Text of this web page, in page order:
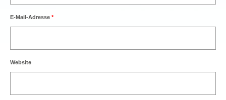
E-Mail-Adresse *
Website